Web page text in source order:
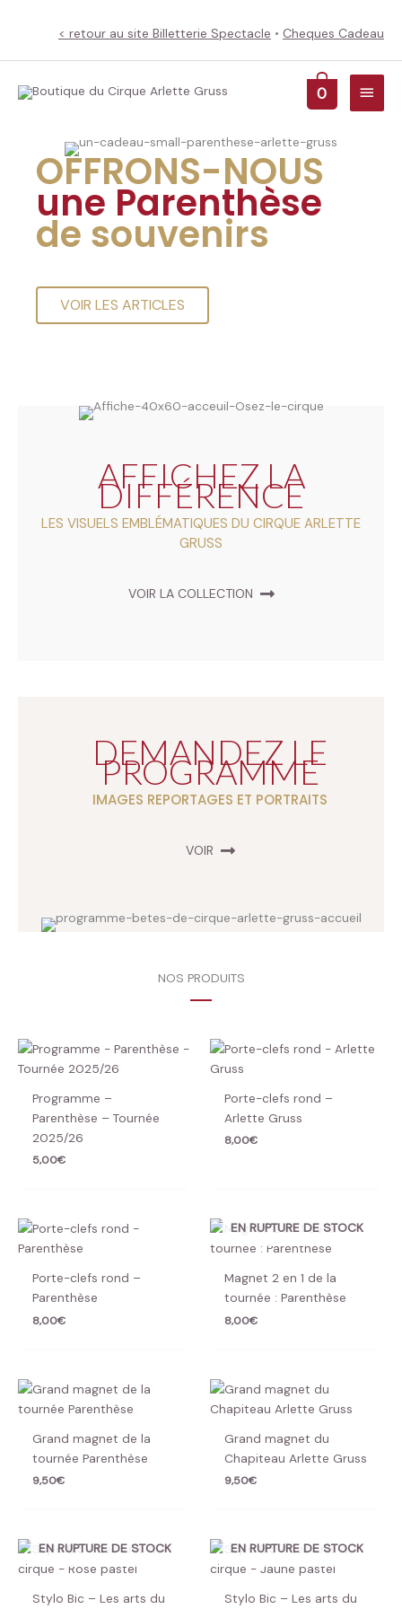
< retour au site Billetterie Spectacle • Cheques Cadeau
Menu
0
OFFRONS-NOUS
une Parenthèse
de souvenirs
VOIR LES ARTICLES
AFFICHEZ LA
DIFFÉRENCE
LES VISUELS EMBLÉMATIQUES DU CIRQUE ARLETTE
GRUSS
VOIR LA COLLECTION
DEMANDEZ LE
PROGRAMME
IMAGES REPORTAGES ET PORTRAITS
VOIR
NOS PRODUITS
Programme –
Parenthèse – Tournée
2025/26
5,00€
Porte-clefs rond –
Arlette Gruss
8,00€
Porte-clefs rond –
Parenthèse
8,00€
EN RUPTURE DE STOCK
Magnet 2 en 1 de la
tournée : Parenthèse
8,00€
Grand magnet de la
tournée Parenthèse
9,50€
Grand magnet du
Chapiteau Arlette Gruss
9,50€
EN RUPTURE DE STOCK
Stylo Bic – Les arts du
EN RUPTURE DE STOCK
Stylo Bic – Les arts du